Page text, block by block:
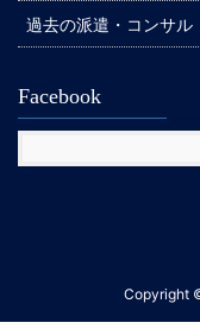
過去の派遣・コンサル
Facebook
Copyright